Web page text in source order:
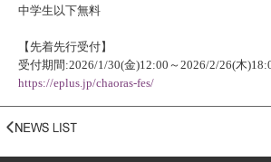
中学生以下無料
【先着先行受付】
受付期間:2026/1/30(金)12:00～2026/2/26(木
https://eplus.jp/chaoras-fes/